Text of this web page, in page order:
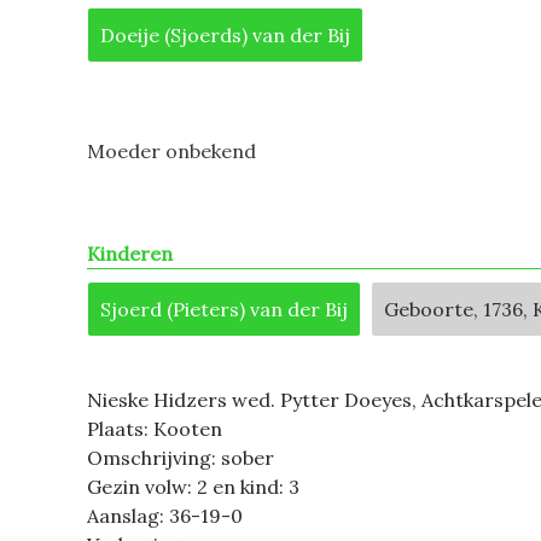
Doeije (Sjoerds) van der Bij
Moeder onbekend
Kinderen
Sjoerd (Pieters) van der Bij Geboorte, 1736,
Nieske Hidzers wed. Pytter Doeyes,
Plaats: Kooten
Omschrijving: sober
Gezin volw: 2 en kind: 3
Aanslag: 36-19-0